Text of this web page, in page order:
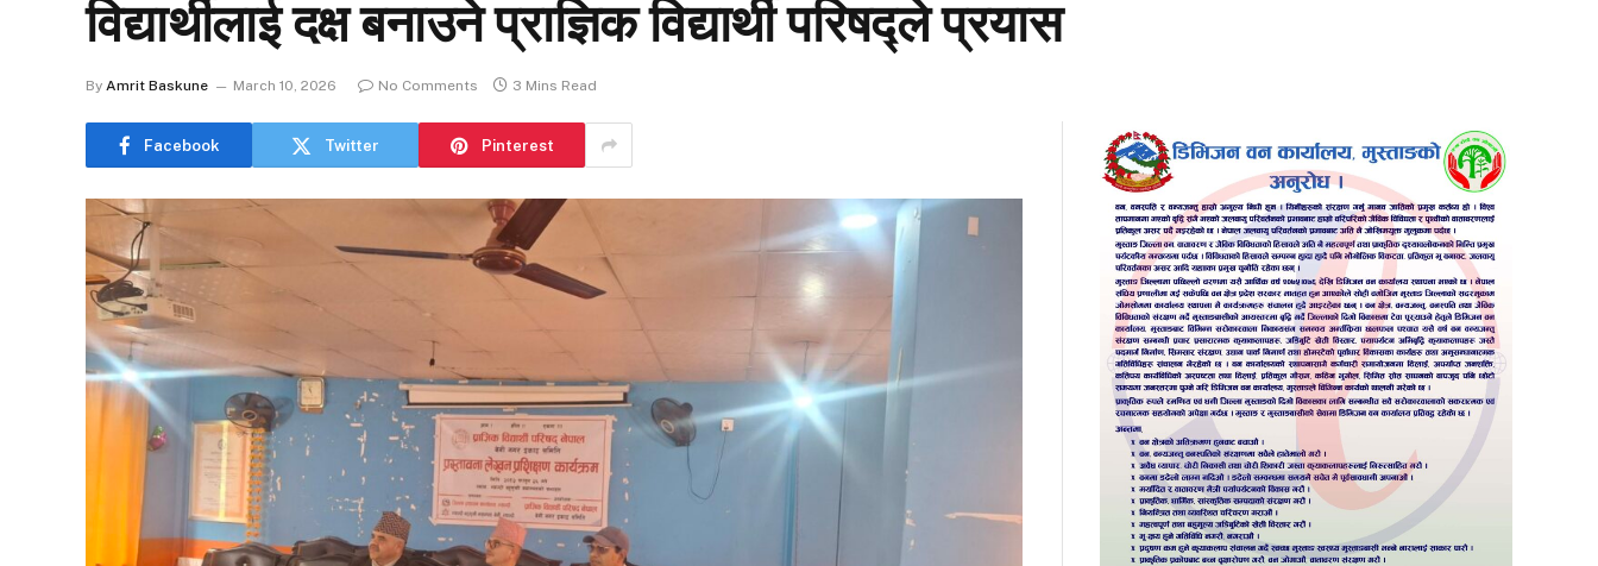
विद्यार्थीलाई दक्ष बनाउने प्राज्ञिक विद्यार्थी परिषद्ले प्रयास
By Amrit Baskune March 10, 2026 No Comments 3 Mins Read
Facebook Twitter Pinterest